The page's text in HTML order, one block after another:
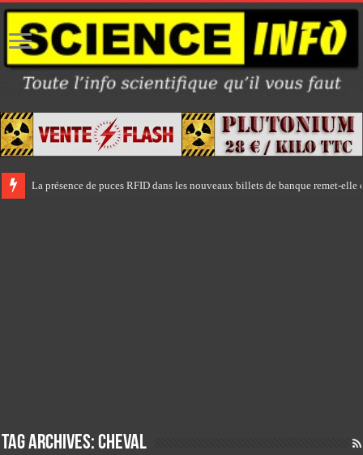
La présence de puces RFID dans les nouveaux billets de banque remet-
Tag Archives:cheval